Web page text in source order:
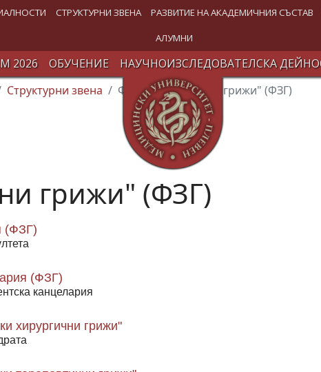
СТРУКТУРНИ ЗВЕНА РАЗВИТИЕ НА АКАДЕМИЧНИЯ СЪСТАВ
АЛУМНИ
2026 ОБУЧЕНИЕ НАУЧНОИЗСЛЕДОВАТЕЛСКА
Структурни звена Факултет "Здравни грижи" (ФЗГ)
грижи" (ФЗГ)
(ФЗГ)
(ФЗГ)
канцелария
хирургични грижи"